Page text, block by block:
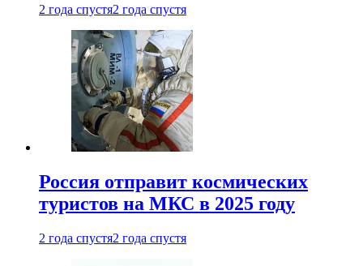
2 года спустя2 года спустя
Россия отправит космических
туристов на МКС в 2025 году
2 года спустя2 года спустя